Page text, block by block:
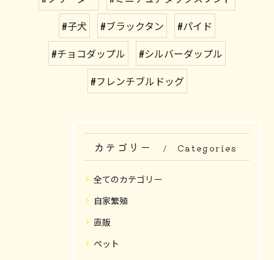
#子犬
#ブラックタン
#パイド
#チョコダップル
#シルバーダップル
#フレンチブルドッグ
カテゴリー Categories
全てのカテゴリー
自家繁殖
直販
ペット